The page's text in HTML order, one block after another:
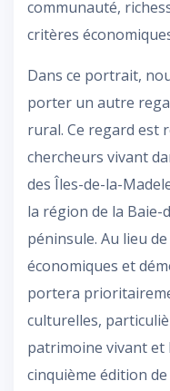
communauté,
critères
Dans ce portrait,
porter un autre
rural. Ce regard est
chercheurs vivant
des Îles-de-la-
la région de la Baie-
péninsule. Au lieu
économiques et
portera
culturelles,
patrimoine vivant et
cinquième édition